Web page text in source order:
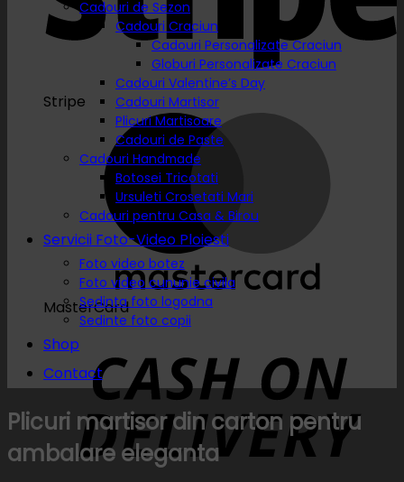
Stripe
MasterCard
Cadouri de Sezon
Cadouri Craciun
Cadouri Personalizate Craciun
Globuri Personalizate Craciun
Cadouri Valentine’s Day
Cadouri Martisor
Plicuri Martisoare
Cadouri de Paste
Cadouri Handmade
Botosei Tricotati
Ursuleti Crosetati Mari
Cadouri pentru Casa & Birou
Servicii Foto-Video Ploiesti
Foto video botez
Foto video cununie civila
Sedinta foto logodna
Sedinte foto copii
Shop
Contact
Plicuri martisor din carton pentru
ambalare eleganta